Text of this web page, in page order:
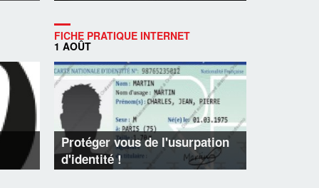
FICHE PRATIQUE INTERNET
1 AOÛT
Protéger vous de l'usurpation
d'identité !